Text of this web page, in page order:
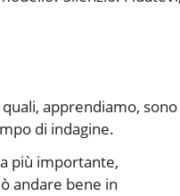
quali, apprendiamo, sono
di indagine.
più importante,
andare bene in